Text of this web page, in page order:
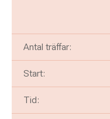
Antal träffar:
Start:
Tid: